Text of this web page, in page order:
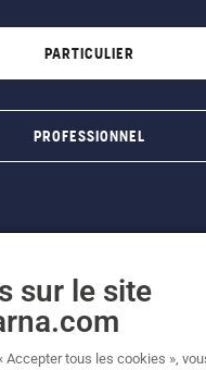
PARTICULIER
PROFESSIONNEL
(publ). Tous droits
sur le site
Accepter tous les cookies »,